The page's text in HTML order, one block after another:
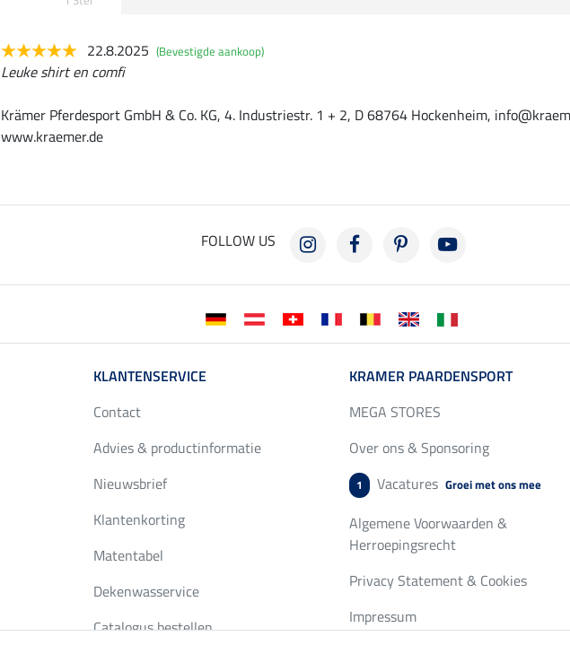
22.8.2025 (Bevestigde aankoop)
Leuke shirt en comfi
Krämer Pferdesport GmbH & Co. KG, 4. Industriestr. 1 + 2, D 68764 Hockenheim,
www.kraemer.de
FOLLOW US
KLANTENSERVICE
Contact
Advies & productinformatie
Nieuwsbrief
Klantenkorting
Matentabel
Dekenwasservice
Catalogus bestellen
KRAMER PAARDENSPORT
MEGA STORES
Over ons & Sponsoring
1 Vacatures Groei met ons mee
Algemene Voorwaarden &
Herroepingsrecht
Privacy Statement & Cookies
Impressum